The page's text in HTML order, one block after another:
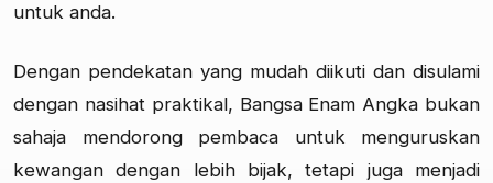
untuk anda.
Dengan pendekatan yang mudah diikuti dan disulami
dengan nasihat praktikal, Bangsa Enam Angka bukan
sahaja mendorong pembaca untuk menguruskan
kewangan dengan lebih bijak, tetapi juga menjadi